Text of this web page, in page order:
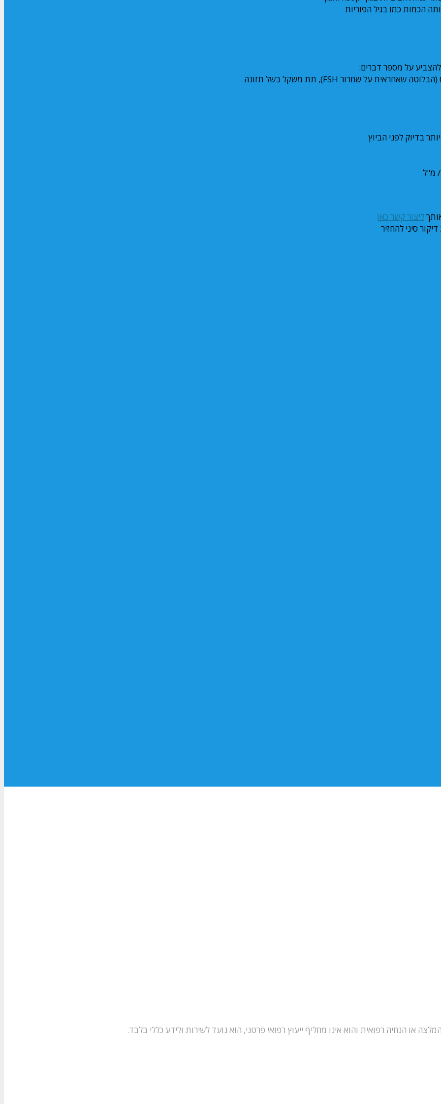
, הפרעה בבלוטת התריס, הפרעה בהיפותלמוס (הבלוטה שאחראית על שחרור FSH), תת משקל בשל תזונה
ליצור קשר כאן
סיני להחזיר
או הנחיה רפואית והוא אינו מחליף ייעוץ רפואי פרטני, הוא נועד לשירות ולידע כללי בלבד.